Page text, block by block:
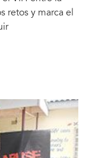
retos y marca el